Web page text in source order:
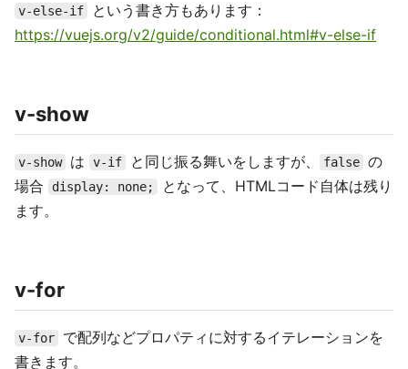
v-else-if
という書き方もあります：
https://vuejs.org/v2/guide/conditional.html#v-else-if
v-show
v-show は v-if と同じ振る舞いをしますが、 false の
場合
display: none;
となって、HTMLコード自体は残り
ます。
v-for
v-for
で配列などプロパティに対するイテレーションを
書きます。